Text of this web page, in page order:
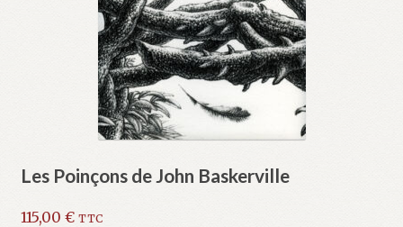
Les Poinçons de John Baskerville
115,00 € TTC